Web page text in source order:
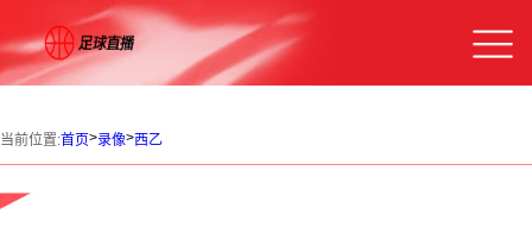
当前位置:首页>录像>西乙